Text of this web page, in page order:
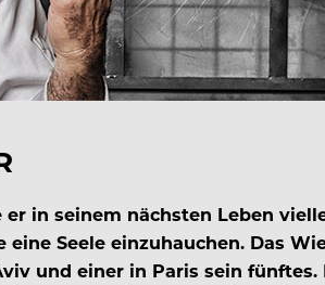
in seinem nächsten Leben
Seele einzuhauchen. Das
und einer in Paris sein